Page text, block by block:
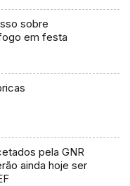
sobre
em festa
pela GNR
ainda hoje ser